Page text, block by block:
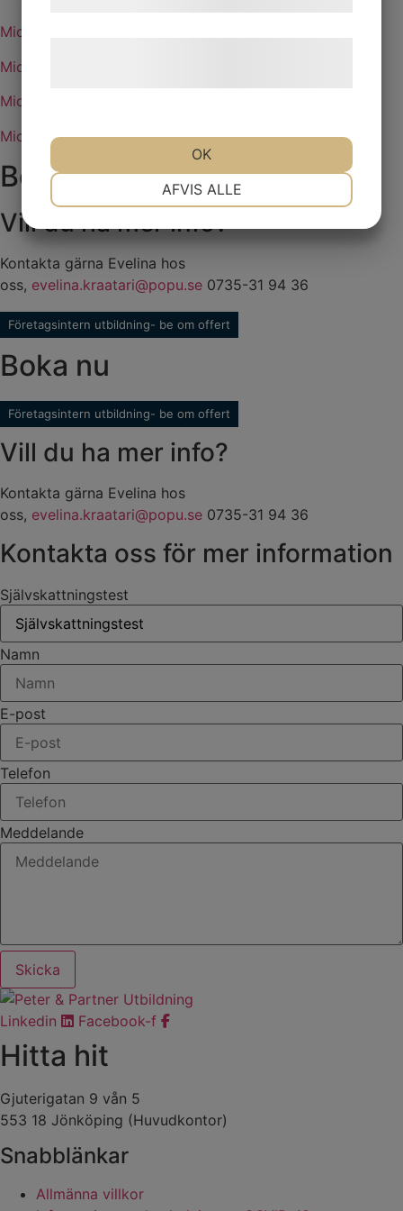
Microsoft Excel
Microsoft Word
Microsoft Outlook
Microsoft PowerPoint
Boka nu
Vill du ha mer info?
Kontakta gärna Evelina hos
oss, evelina.kraatari@popu.se 0735-31 94 36
Företagsintern utbildning- be om offert
Boka nu
Företagsintern utbildning- be om offert
Vill du ha mer info?
Kontakta gärna Evelina hos
oss, evelina.kraatari@popu.se 0735-31 94 36
Kontakta oss för mer information
Självskattningstest
Namn
E-post
Telefon
Meddelande
Skicka
Linkedin Facebook-f
Hitta hit
Gjuterigatan 9 vån 5
553 18 Jönköping (Huvudkontor)
Snabblänkar
Allmänna villkor
AFVIS ALLE
OK